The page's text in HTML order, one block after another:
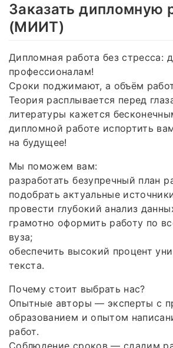
Заказать дипломную
(МИИТ)
Дипломная работа без стресса:
профессионалам!
Сроки поджимают, а объём
Теория расплывается перед
литературы кажется
дипломной работе испортить
на будущее!
Мы поможем вам:
разработать безупречный план
подобрать актуальные
провести глубокий анализ
грамотно оформить работу по
вуза;
обеспечить высокий процент
текста.
Почему стоит выбрать нас?
Опытные авторы — эксперты с
образованием и опытом
работ.